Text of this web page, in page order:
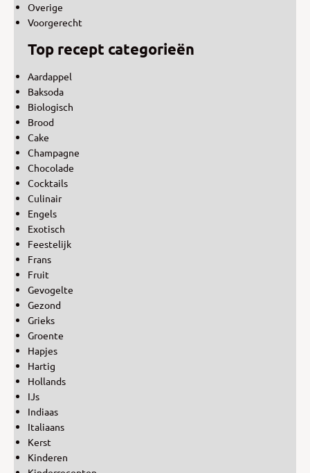
Overige
Voorgerecht
Top recept categorieën
Aardappel
Baksoda
Biologisch
Brood
Cake
Champagne
Chocolade
Cocktails
Culinair
Engels
Exotisch
Feestelijk
Frans
Fruit
Gevogelte
Gezond
Grieks
Groente
Hapjes
Hartig
Hollands
IJs
Indiaas
Italiaans
Kerst
Kinderen